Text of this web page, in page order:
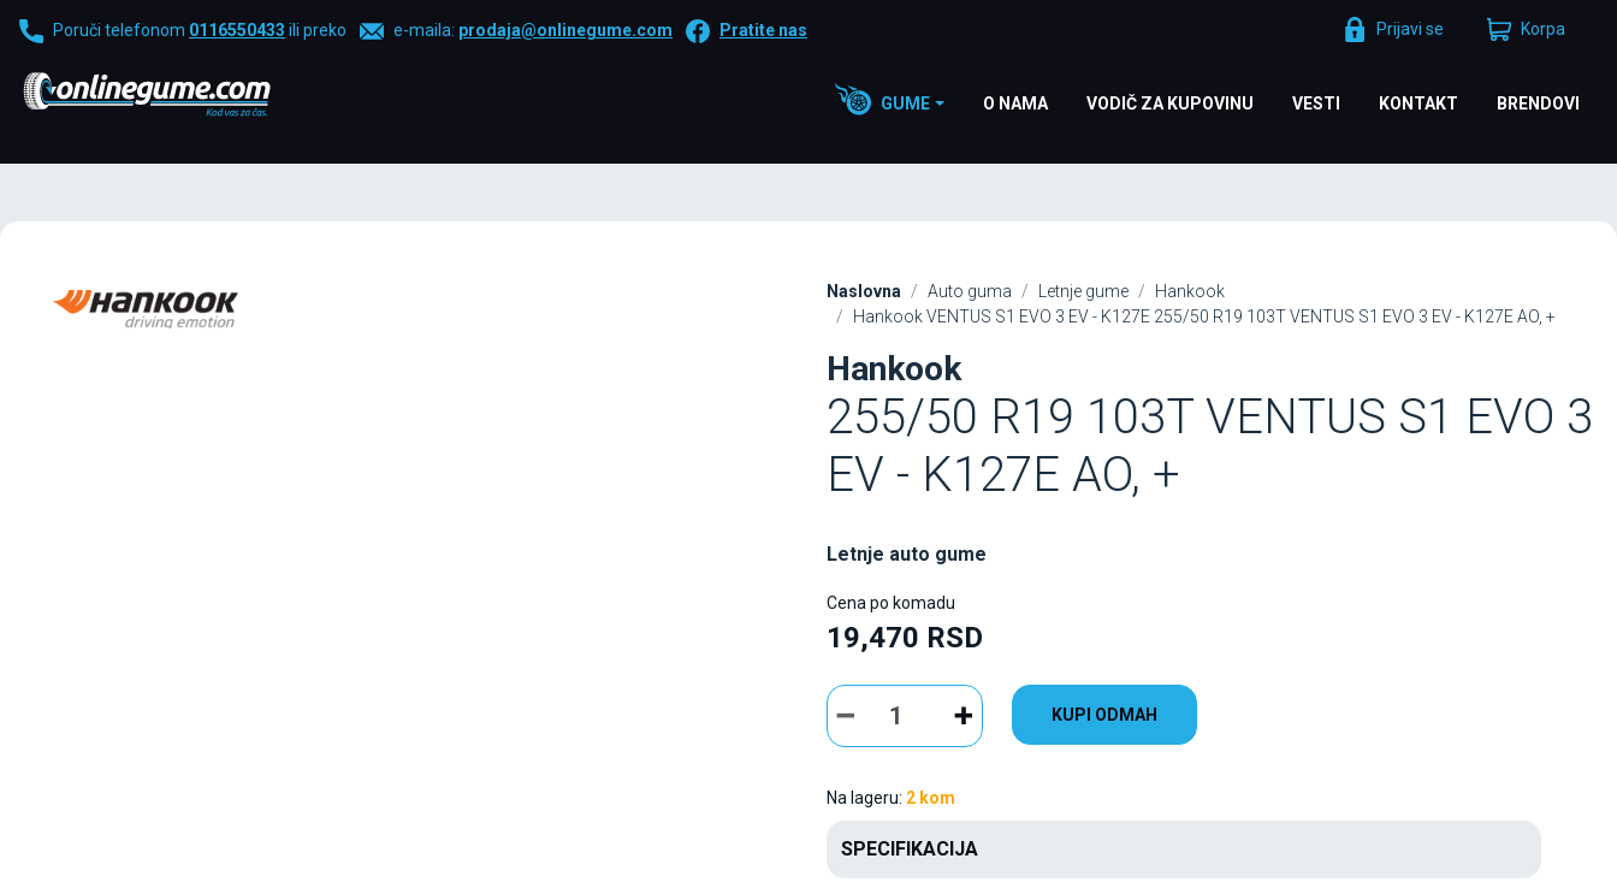
Poruči telefonom 0116550433 ili preko e-maila: prodaja@onlinegume.com Pratite nas Prijavi se Korpa
GUME O NAMA VODIČ ZA KUPOVINU VESTI KONTAKT BRENDOVI
Naslovna Auto guma Letnje gume
Hankook
Hankook VENTUS S1 EVO 3 EV - K127E 255/50 R19 103T VENTUS S1 EVO 3 EV - K127E AO, +
Hankook
255/50 R19 103T VENTUS S1 EVO 3
EV - K127E AO, +
Letnje auto gume
Cena po komadu
19,470 RSD
KUPI ODMAH
Na lageru: 2 kom
SPECIFIKACIJA